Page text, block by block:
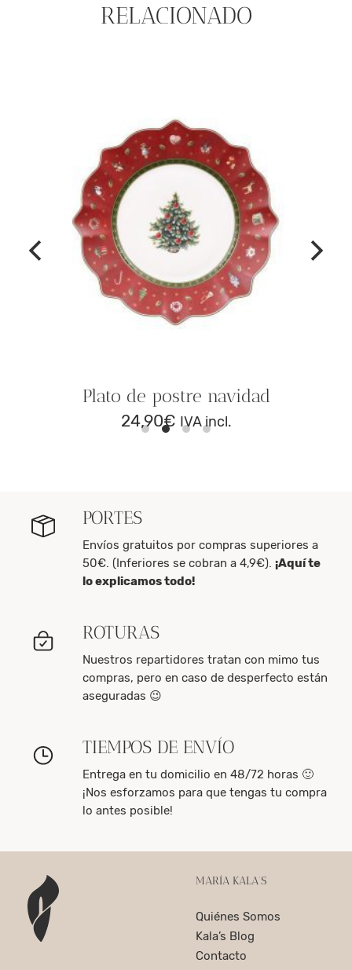
RELACIONADO
Plato de postre navidad
24,90€ IVA incl.
PORTES
Envíos gratuitos por compras superiores a
50€. (Inferiores se cobran a 4,9€). ¡Aquí te
lo explicamos todo!
ROTURAS
Nuestros repartidores tratan con mimo tus
compras, pero en caso de desperfecto están
aseguradas 😉
TIEMPOS DE ENVÍO
Entrega en tu domicilio en 48/72 horas 🙂
¡Nos esforzamos para que tengas tu compra
lo antes posible!
MARÍA KALA’S
Quiénes Somos
Kala’s Blog
Contacto